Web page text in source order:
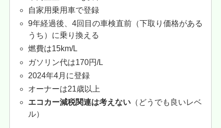
自家用乗用車で登録
9年経過後、4回目の車検直前（下取り価格がある
うち）に乗り換える
燃費は15km/L
ガソリン代は170円/L
2024年4月に登録
オーナーは21歳以上
エコカー減税関連は考えない （どうでも良いレベ
ル）